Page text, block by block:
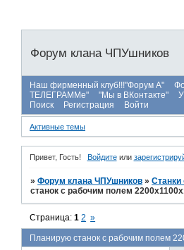
Форум клана ЧПУшников
Наш фирменный клуб!!!"Форум А"
ТЕЛЕГРАММе"
"Мы в ВКонтакте"
Поиск
Регистрация Войти
Активные темы
Привет, Гость! Войдитеили
»Форум клана ЧПУшников »Станки
станок с рабочим полем
Планирую станок с рабочим полем
Страница:1 2 »